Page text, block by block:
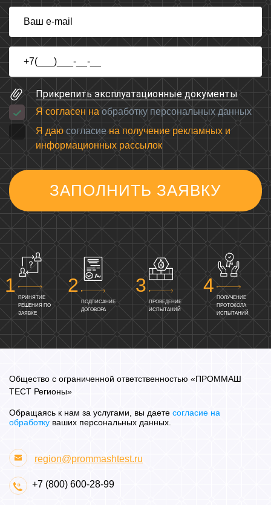
Прикрепить эксплуатационные документы
Я согласен наобработку персональных данных
Я даю согласие на получение рекламных и
информационных рассылок
ЗАПОЛНИТЬ ЗАЯВКУ
ПРИНЯТИЕ
РЕШЕНИЯ ПО
ЗАЯВКЕ
ПОДПИСАНИЕ
ДОГОВОРА
ПРОВЕДЕНИЕ
ИСПЫТАНИЙ
ПОЛУЧЕНИЕ
ПРОТОКОЛА
ИСПЫТАНИЙ
Общество с ограниченной ответственностью «ПРОММАШ
ТЕСТ Регионы»
Обращаясь к нам за услугами, вы даете согласие на
обработку ваших персональных данных.
region@prommashtest.ru
+7 (800) 600-28-99